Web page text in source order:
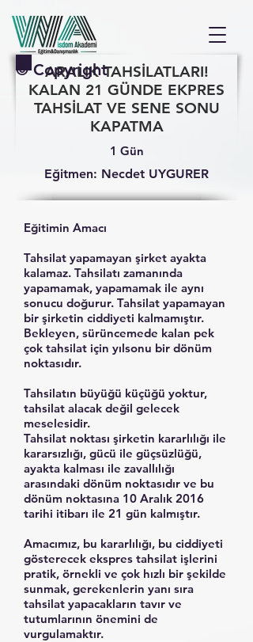
ARALIK TAHSİLATLARI!
KALAN 21 GÜNDE EKPRES
TAHSİLAT VE SENE SONU
KAPATMA
1 Gün
Eğitmen: Necdet UYGURER
Eğitimin Amacı
Tahsilat yapamayan şirket ayakta
kalamaz. Tahsilatı zamanında
yapamamak, yapamamak ile aynı
sonucu doğurur. Tahsilat yapamayan
bir şirketin ciddiyeti kalmamıştır.
Bekleyen, sürüncemede kalan pek
çok tahsilat için yılsonu bir dönüm
noktasıdır.
Tahsilatın büyüğü küçüğü yoktur,
tahsilat alacak değil gelecek
meselesidir.
Tahsilat noktası şirketin kararlılığı ile
kararsızlığı, gücü ile güçsüzlüğü,
ayakta kalması ile zavallılığı
arasındaki dönüm noktasıdır ve bu
dönüm noktasına 10 Aralık 2016
tarihi itibarı ile 21 gün kalmıştır.
Amacımız, bu kararlılığı, bu ciddiyeti
gösterecek ekspres tahsilat işlerini
pratik, örnekli ve çok hızlı bir şekilde
sunmak, gerekenlerin yanı sıra
tahsilat yapacakların tavır ve
tutumlarının önemini de
vurgulamaktır.
© Copyright